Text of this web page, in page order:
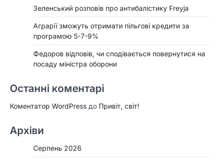
Зеленський розповів про антибалістику Freyja
Аграрії зможуть отримати пільгові кредити за
програмою 5-7-9%
Федоров відповів, чи сподівається повернутися на
посаду міністра оборони
Останні коментарі
Коментатор WordPress до Привіт, світ!
Архіви
Серпень 2026